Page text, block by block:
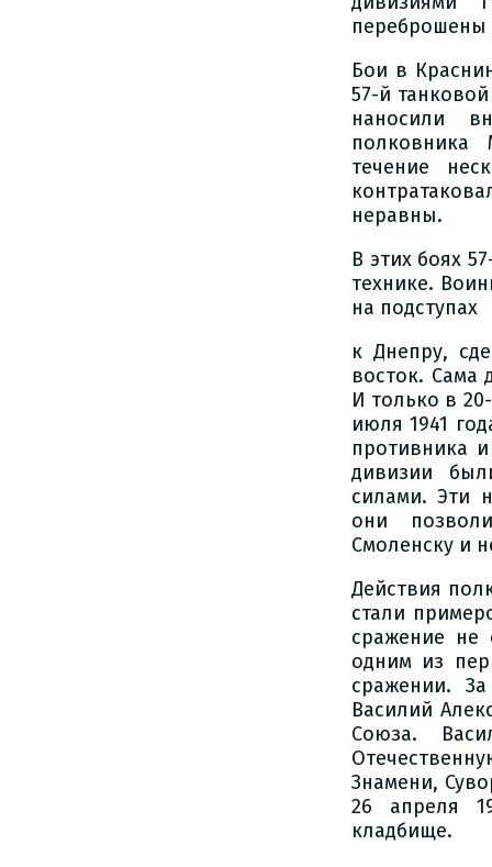
переброшены
Бои в
57-й
наносили
течение
неравны.
В этих боях
технике.
на подступах
к Днепру,
восток. Сама
И только в
июля 1941
противника
дивизии
силами. Эти
они
Смоленску и
Действия
стали
сражение не
одним из
сражении.
Василий
Союза.
Знамени,
26 апреля
кладбище.